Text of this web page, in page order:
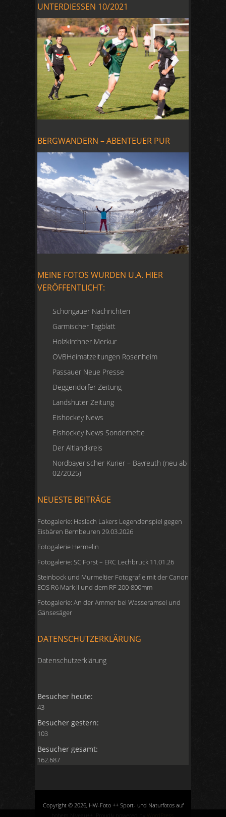
UNTERDIESSEN 10/2021
BERGWANDERN – ABENTEUER PUR
MEINE FOTOS WURDEN U.A. HIER
VERÖFFENTLICHT:
Schongauer Nachrichten
Garmischer Tagblatt
Holzkirchner Merkur
OVBHeimatzeitungen Rosenheim
Passauer Neue Presse
Deggendorfer Zeitung
Landshuter Zeitung
Eishockey News
Eishockey News Sonderhefte
Der Altlandkreis
Nordbayerischer Kurier – Bayreuth (neu ab
02/2025)
NEUESTE BEITRÄGE
Fotogalerie: Haslach Lakers Legendenspiel gegen
Eisbären Bernbeuren 29.03.2026
Fotogalerie Hermelin
Fotogalerie: SC Forst – ERC Lechbruck 11.01.26
Steinbock und Murmeltier Fotografie mit der Canon
EOS R6 Mark II und dem RF 200-800mm
Fotogalerie: An der Ammer bei Wasseramsel und
Gänsesäger
DATENSCHUTZERKLÄRUNG
Datenschutzerklärung
Besucher heute:
43
Besucher gestern:
103
Besucher gesamt:
162.687
Copyright © 2026, HW-Foto ++ Sport- und Naturfotos auf